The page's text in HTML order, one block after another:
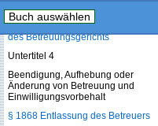
Buch auswählen
durch das Betreuungsgericht
§ 1867 Einstweilige Maßnahmen
des Betreuungsgerichts
Untertitel 4
Beendigung, Aufhebung oder
Änderung von Betreuung und
Einwilligungsvorbehalt
§ 1868 Entlassung des Betreuers